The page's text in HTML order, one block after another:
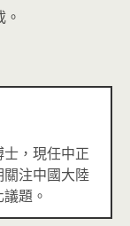
，現任中正
注中國大陸
題。